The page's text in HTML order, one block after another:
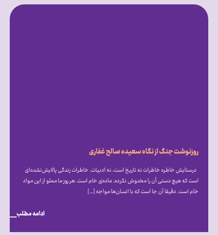
روزنوشت جنگ از نگاه سعیده صالح غفاری
درستایش خاطره خاطرات نه تاریخ است، نه ادبیات. خاطرات زندگی پالایش‌نشده‌ای
است که هیچ دستی آن را مخدوش نکرده. ماده‌ی خام است. هر روز ما مملو از این مواد
خام است. دقیقا آن جا است که با انسان‌ها مواجه […]
ادامه مطلب